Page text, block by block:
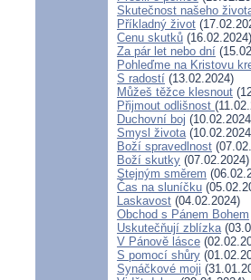
Skutečnost našeho
Příkladný život
Cenu skutků (16.02.2024)
Za pár let nebo dní
Pohleďme na Kristovu
S radostí (13.02.2024)
Můžeš těžce klesnout
Přijmout odlišnost
Duchovní boj
Smysl života
Boží spravedlnost
Boží skutky (07.02.2024)
Stejným směrem
Čas na sluníčku
Laskavost (04.02.2024)
Obchod s Pánem Bohem
Uskutečňují zblízka
V Pánově lásce
S pomocí shůry
Synáčkové moji